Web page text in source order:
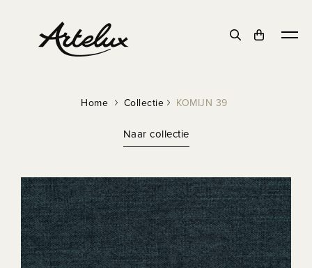
Home Collectie KOMIJN 39
Naar collectie